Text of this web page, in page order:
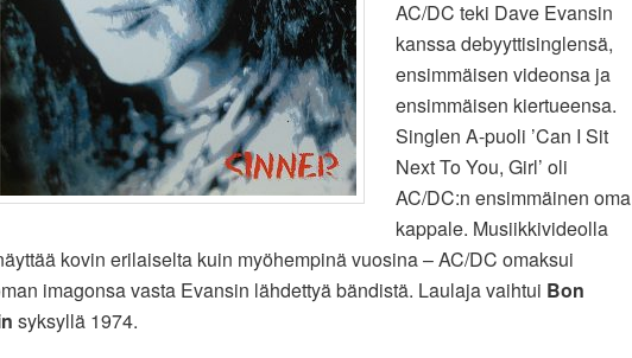
AC/DC teki Dave Evansin
kanssa debyyttisinglensä,
ensimmäisen videonsa ja
ensimmäisen kiertueensa.
Singlen A-puoli ’Can I Sit
Next To You, Girl’ oli
AC/DC:n ensimmäinen oma
kappale. Musiikkivideolla
kovin erilaiselta kuin myöhempinä vuosina – AC/DC omaksui
imagonsa vasta Evansin lähdettyä bändistä. Laulaja vaihtui Bon
syksyllä 1974.